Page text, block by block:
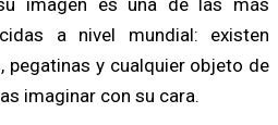
a nivel mundial: existen
pegatinas y cualquier objeto de
imaginar con su cara.